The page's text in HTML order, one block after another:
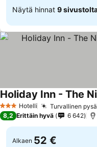
Näytä hinnat 9
3 Tähtiluokitus
Hotelli Turvallinen
8,2 Erittäin hyvä 6 642
Alkaen 52 €